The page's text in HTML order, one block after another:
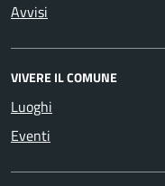
Avvisi
VIVERE IL COMUNE
Luoghi
Eventi